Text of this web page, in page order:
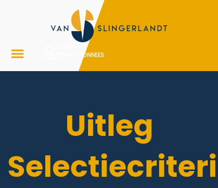
VOOR ABONNEES
Uitleg